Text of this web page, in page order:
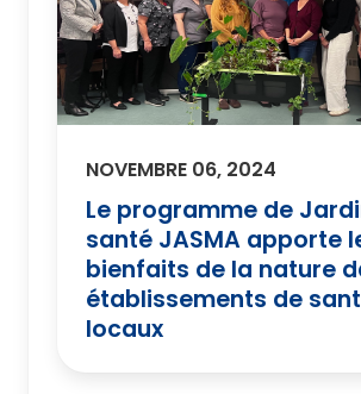
NOVEMBRE 06, 2024
Le programme de
santé JASMA apporte
bienfaits de la nature
établissements de
locaux